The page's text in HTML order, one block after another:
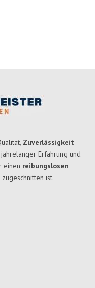
Zuverlässigkeit
Erfahrung und
einen reibungslosen
ist.